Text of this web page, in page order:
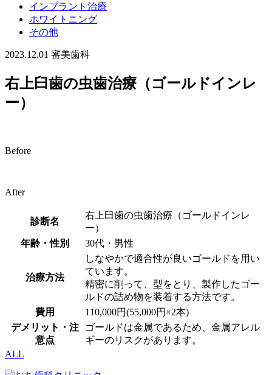
インプラント治療
ホワイトニング
その他
2023.12.01 審美歯科
右上臼歯の虫歯治療（ゴールドインレ
ー）
Before
After
診断名
右上臼歯の虫歯治療（ゴールドインレ
ー）
年齢・性別
30代・男性
治療方法
しなやかで適合性が良いゴールドを用い
ています。
精密に削って、型をとり、製作したゴー
ルドの詰め物を装着する方法です。
費用
110,000円(55,000円×2本)
デメリット・注
意点
ゴールドは金属であるため、金属アレル
ギーのリスクがあります。
ALL